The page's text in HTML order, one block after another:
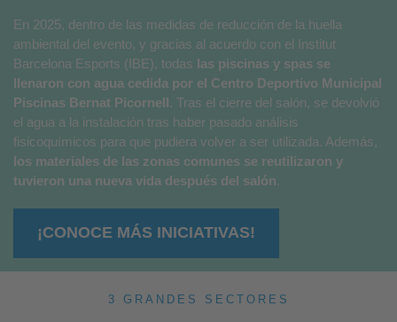
En 2025, dentro de las medidas de reducción de la huella
ambiental del evento, y gracias al acuerdo con el Institut
Barcelona Esports (IBE), todas las piscinas y spas se
llenaron con agua cedida por el Centro Deportivo Municipal
Piscinas Bernat Picornell. Tras el cierre del salón, se devolvió
el agua a la instalación tras haber pasado análisis
fisicoquímicos para que pudiera volver a ser utilizada. Además,
los materiales de las zonas comunes se reutilizaron y
tuvieron una nueva vida después del salón.
¡CONOCE MÁS INICIATIVAS!
3 GRANDES SECTORES